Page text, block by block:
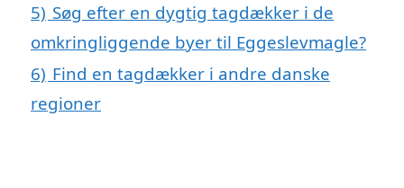
5) Søg efter en dygtig tagdækker i de
omkringliggende byer til Eggeslevmagle?
6) Find en tagdækker i andre danske
regioner